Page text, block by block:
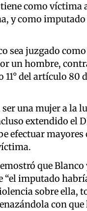
como víctima
y como imputado
sea juzgado
un hombre,
del artículo 80
una mujer a la
extendido el
efectuar
que
“el imputado
sobre ella,
con